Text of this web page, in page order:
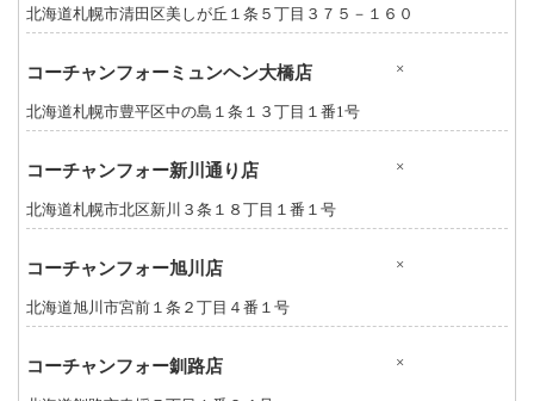
北海道札幌市清田区美しが丘１条５丁目３７５－１６０
コーチャンフォーミュンヘン大橋店 ×
北海道札幌市豊平区中の島１条１３丁目１番1号
コーチャンフォー新川通り店 ×
北海道札幌市北区新川３条１８丁目１番１号
コーチャンフォー旭川店 ×
北海道旭川市宮前１条２丁目４番１号
コーチャンフォー釧路店 ×